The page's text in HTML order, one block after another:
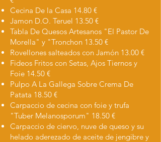
Cecina De la Casa 14.80 €
Jamon D.O. Teruel 13.50 €
Tabla De Quesos Artesanos "El Pastor De
Morella" y "Tronchon 13.50 €
Rovellones salteados con Jamón 13.00 €
Fideos Fritos con Setas, Ajos Tiernos y
Foie 14.50 €
Pulpo A La Gallega Sobre Crema De
Patata 18.50 €
Carpaccio de cecina con foie y trufa
"Tuber Melanosporum" 18.50 €
Carpaccio de ciervo, nuve de queso y su
helado aderezado de aceite de jengibre y